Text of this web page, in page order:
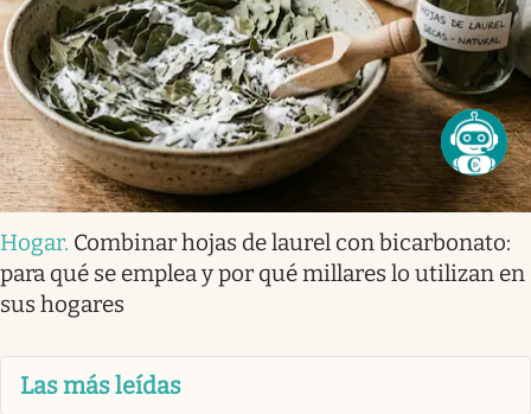
Hogar. Combinar hojas de laurel con bicarbonato:
para qué se emplea y por qué millares lo utilizan en
sus hogares
Las más leídas